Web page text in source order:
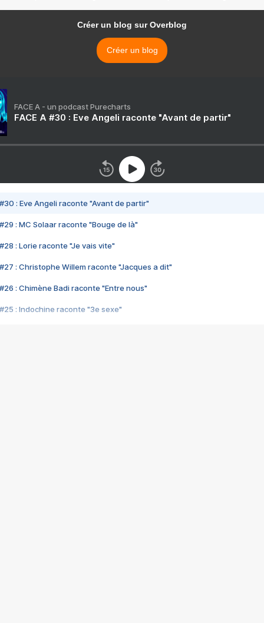
Créer un blog sur Overblog
Créer un blog
FACE A - un podcast Purecharts
FACE A #30 : Eve Angeli raconte "Avant de partir"
#30 : Eve Angeli raconte "Avant de partir"
#29 : MC Solaar raconte "Bouge de là"
#28 : Lorie raconte "Je vais vite"
#27 : Christophe Willem raconte "Jacques a dit"
#26 : Chimène Badi raconte "Entre nous"
#25 : Indochine raconte "3e sexe"